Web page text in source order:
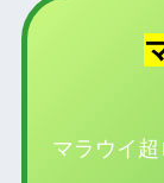
マラウイ